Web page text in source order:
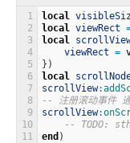
1
2
3
4
5
6
7
8
9
10
11
local
local viewRect
local
viewRect =
} )
local
scrollView:
-- 注册滚动事件
scrollView:
-- TODO:
end )